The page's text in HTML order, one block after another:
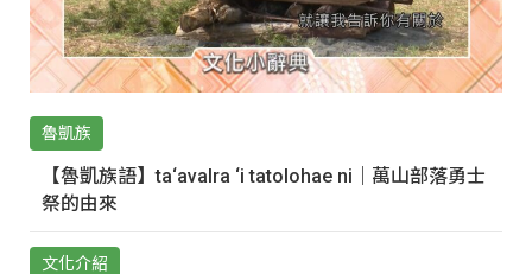
魯凱族
【魯凱族語】ta‘avalra ‘i tatolohae ni｜萬山部落勇士
祭的由來
文化介紹